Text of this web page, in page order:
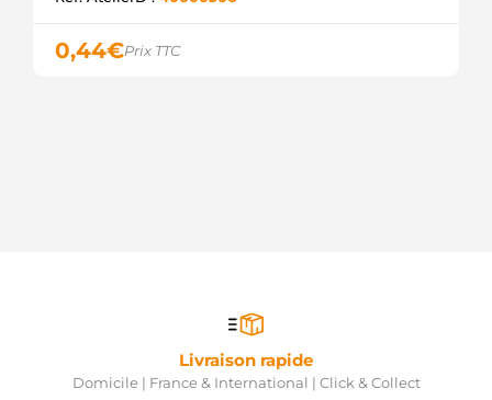
0,44€Prix TTC
Livraison rapide
Domicile | France & International | Click & Collect